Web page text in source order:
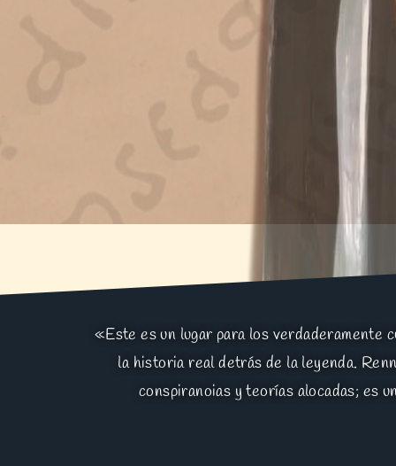
«Este es un lugar para los verdaderamente
la historia real detrás de la leyenda.
conspiranoias y teorías alocadas; es